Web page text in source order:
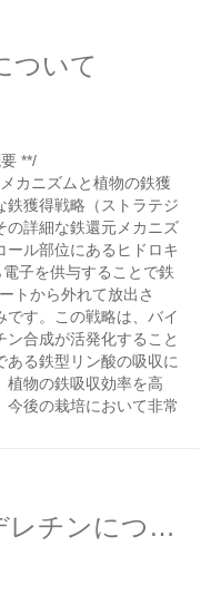
ついて
**/
カニズムと植物の鉄獲
鉄獲得戦略（ストラテジ
詳細な鉄還元メカニズ
ール部位にあるヒドロキ
子を供与することで鉄
トから外れて放出さ
です。この戦略は、バイ
合成が活発化すること
ある鉄型リン酸の吸収に
植物の鉄吸収効率を高
後の栽培において非常
鉄獲得戦略で大事なシデレチンについて